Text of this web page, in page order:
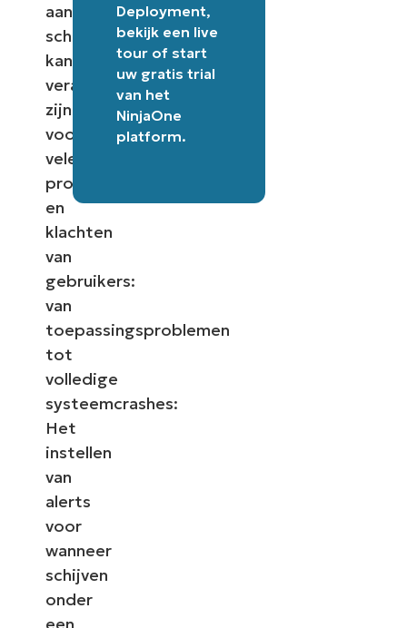
aan
schijfruimte
kan
verantwoordelijk
zijn
voor
vele
problemen
en
klachten
van
gebruikers:
van
toepassingsproblemen
tot
volledige
systeemcrashes:
Het
instellen
van
alerts
voor
wanneer
schijven
onder
Deployment,
bekijk een live
tour ofstart
uw gratis trial
van het
NinjaOne
platform.